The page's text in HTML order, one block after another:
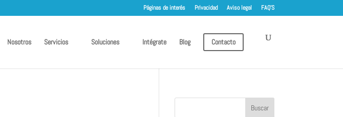
Páginas de interés Privacidad Aviso legal FAQ’S
Nosotros Servicios Soluciones Intégrate Blog Contacto